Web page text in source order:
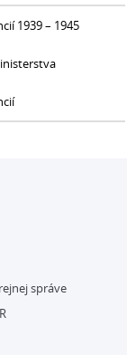
1939 – 1945
správe